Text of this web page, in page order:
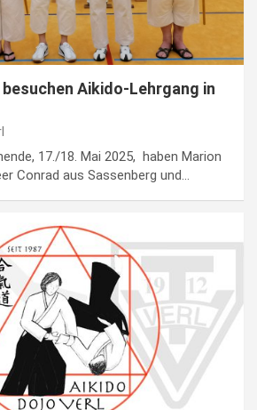
Aikido-Lehrgang in
17./18. Mai 2025, haben Marion
Conrad aus Sassenberg und…